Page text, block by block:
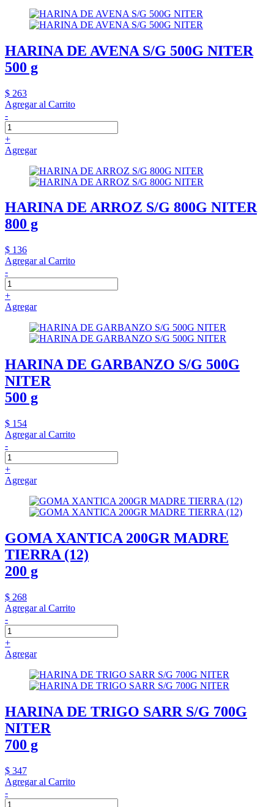
HARINA DE AVENA S/G 500G NITER
500 g
$ 263
Agregar al Carrito
-
+
Agregar
HARINA DE ARROZ S/G 800G NITER
800 g
$ 136
Agregar al Carrito
-
+
Agregar
HARINA DE GARBANZO S/G 500G
NITER
500 g
$ 154
Agregar al Carrito
-
+
Agregar
GOMA XANTICA 200GR MADRE
TIERRA (12)
200 g
$ 268
Agregar al Carrito
-
+
Agregar
HARINA DE TRIGO SARR S/G 700G
NITER
700 g
$ 347
Agregar al Carrito
-